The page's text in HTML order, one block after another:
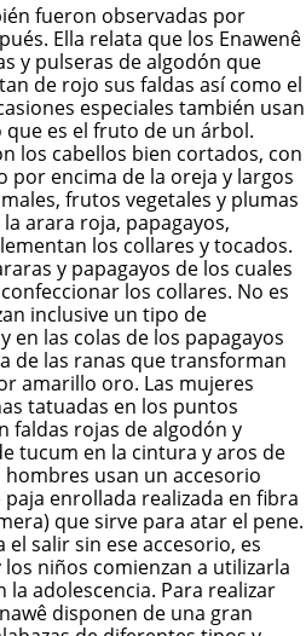
fueron observadas por
Ella relata que los Enawenê
y pulseras de algodón que
de rojo sus faldas así como el
especiales también usan
es el fruto de un árbol.
los cabellos bien cortados, con
por encima de la oreja y largos
frutos vegetales y plumas
arara roja, papagayos,
los collares y tocados.
y papagayos de los cuales
los collares. No es
inclusive un tipo de
las colas de los papagayos
de las ranas que transforman
amarillo oro. Las mujeres
tatuadas en los puntos
faldas rojas de algodón y
tucum en la cintura y aros de
hombres usan un accesorio
enrollada realizada en fibra
que sirve para atar el pene.
salir sin ese accesorio, es
niños comienzan a utilizarla
adolescencia. Para realizar
disponen de una gran